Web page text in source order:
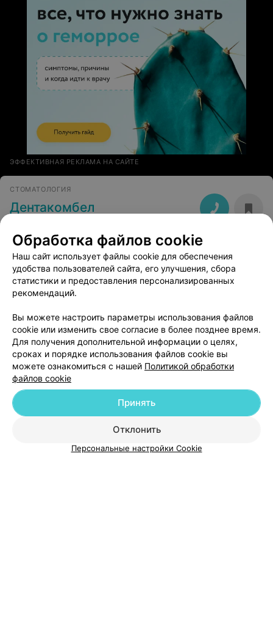
ЭФФЕКТИВНАЯ РЕКЛАМА НА САЙТЕ
СТОМАТОЛОГИЯ
Дентакомбел
Добавить специалиста
Медицинский маркетинг
Публичный договор
Пользовательское соглашение
Способы оплаты
Обработка файлов cookie
Наш сайт использует файлы cookie для обеспечения
удобства пользователей сайта, его улучшения, сбора
статистики и предоставления персонализированных
рекомендаций.
Вы можете настроить параметры использования файлов
cookie или изменить свое согласие в более позднее время.
Для получения дополнительной информации о целях,
сроках и порядке использования файлов cookie вы
можете ознакомиться с нашей Политикой обработки
файлов cookie
Отклонить
Принять
Персональные настройки Cookie